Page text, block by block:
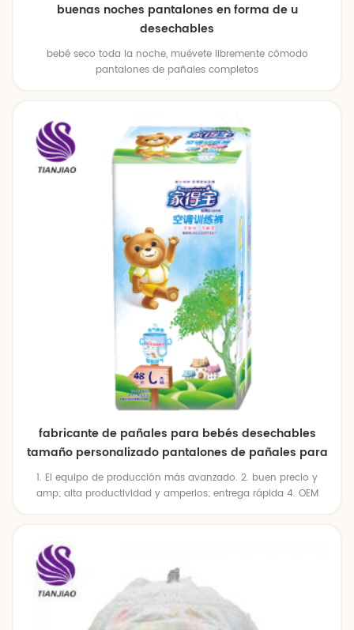
buenas noches pantalones en forma de u
desechables
bebé seco toda la noche, muévete libremente cómodo
pantalones de pañales completos
fabricante de pañales para bebés desechables
tamaño personalizado pantalones de pañales para
bebés precio de fábrica
1. El equipo de producción más avanzado. 2. buen precio y
amp; alta productividad y amperios; entrega rápida 4. OEM